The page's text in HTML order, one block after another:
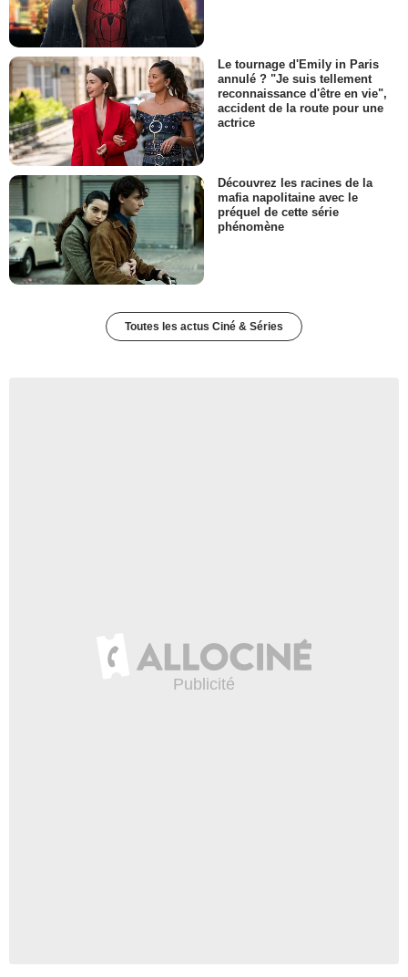
Le tournage d'Emily in Paris
annulé ? "Je suis tellement
reconnaissance d'être en vie",
accident de la route pour une
actrice
Découvrez les racines de la
mafia napolitaine avec le
préquel de cette série
phénomène
Toutes les actus Ciné & Séries